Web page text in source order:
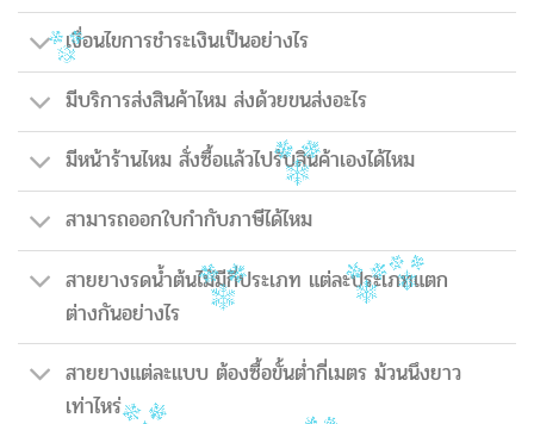
เงื่อนไขการชำระเงินเป็นอย่างไร
มีบริการส่งสินค้าไหม ส่งด้วยขนส่งอะไร
มีหน้าร้านไหม สั่งซื้อแล้วไปรับสินค้าเองได้ไหม
สามารถออกใบกำกับภาษีได้ไหม
สายยางรดน้ำต้นไม้มีกี่ประเภท แต่ละประเภทแตก
ต่างกันอย่างไร
สายยางแต่ละแบบ ต้องซื้อขั้นต่ำกี่เมตร ม้วนนึงยาว
เท่าไหร่